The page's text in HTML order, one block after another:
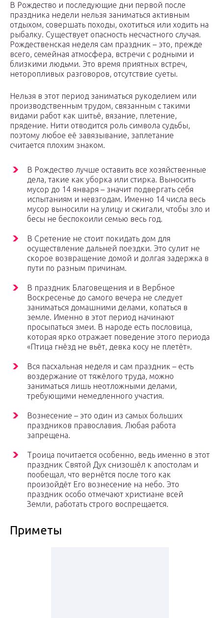
В Рождество и последующие дни первой после
праздника недели нельзя заниматься активным
отдыхом, совершать походы, охотиться или ходить на
рыбалку. Существует опасность несчастного случая.
Рождественская неделя сам праздник – это, прежде
всего, семейная атмосфера, встречи с родными и
близкими людьми. Это время приятных встреч,
неторопливых разговоров, отсутствие суеты.
Нельзя в этот период заниматься рукоделием или
производственным трудом, связанным с такими
видами работ как шитьё, вязание, плетение,
прядение. Нити отводится роль символа судьбы,
поэтому любое её завязывание, заплетание
считается плохим знаком.
В Рождество лучше оставить все хозяйственные
дела, такие как уборка или стирка. Выносить
мусор до 14 января – значит подвергать себя
испытаниям и невзгодам. Именно 14 числа весь
мусор выносили на улицу и сжигали, чтобы зло и
бесы не беспокоили семью весь год.
В Сретение не стоит покидать дом для
осуществление дальней поездки. Это сулит не
скорое возвращение домой и долгая задержка в
пути по разным причинам.
В праздник Благовещения и в Вербное
Воскресенье до самого вечера не следует
заниматься домашними делами, копаться в
земле. Именно в этот период начинают
просыпаться змеи. В народе есть пословица,
которая ярко отражает поведение этого периода
«Птица гнёзд не вьёт, девка косу не плетёт».
Вся пасхальная неделя и сам праздник – есть
воздержание от тяжёлого труда, можно
заниматься лишь неотложными делами,
требующими немедленного участия.
Вознесение – это один из самых больших
праздников православия. Любая работа
запрещена.
Троица почитается особенно, ведь именно в этот
праздник Святой Дух снизошёл к апостолам и
пообещал, что вернётся после того как
произойдёт Его вознесение на небо. Это
праздник особо отмечают христиане всей
Земли, работать строго воспрещается.
Приметы